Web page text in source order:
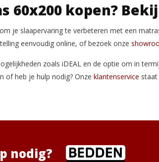
60x200 kopen?
je slaapervaring te verbeteren met een
eenvoudig online, of bezoek onze
zoals iDEAL en de optie om in
of heb je hulp nodig? Onze klantenservice
nodig?